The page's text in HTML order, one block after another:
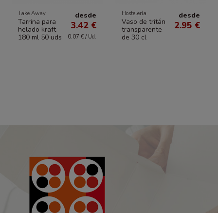
Take Away
Tarrina para
helado kraft
180 ml 50 uds
desde
3.42 €
0.07 € / Ud.
Hostelería
Vaso de tritán
transparente
de 30 cl
desde
2.95 €